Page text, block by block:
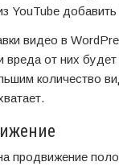
YouTube добавить
видео в
от них
количество
продвижение